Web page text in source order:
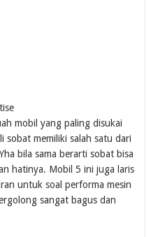
mobil yang paling disukai
sobat memiliki salah satu dari
bila sama berarti sobat bisa
hatinya. Mobil 5 ini juga laris
untuk soal performa mesin
sangat bagus dan